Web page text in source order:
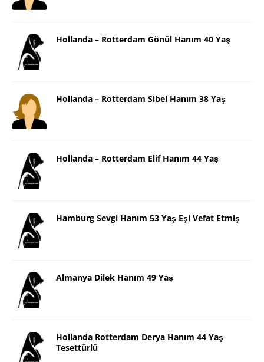
Hollanda – Rotterdam Gönül Hanım 40 Yaş
Hollanda – Rotterdam Sibel Hanım 38 Yaş
Hollanda – Rotterdam Elif Hanım 44 Yaş
Hamburg Sevgi Hanım 53 Yaş Eşi Vefat Etmiş
Almanya Dilek Hanım 49 Yaş
Hollanda Rotterdam Derya Hanım 44 Yaş
Tesettürlü